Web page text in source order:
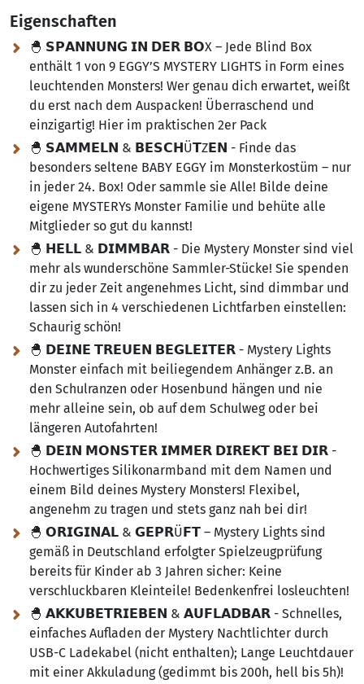
Eigenschaften
🐣 𝗦𝗣𝗔𝗡𝗡𝗨𝗡𝗚 𝗜𝗡 𝗗𝗘𝗥 𝗕𝗢X – Jede Blind Box
enthält 1 von 9 EGGY’S MYSTERY LIGHTS in Form eines
leuchtenden Monsters! Wer genau dich erwartet, weißt
du erst nach dem Auspacken! Überraschend und
einzigartig! Hier im praktischen 2er Pack
🐣 𝗦𝗔𝗠𝗠𝗘𝗟𝗡 & 𝗕𝗘𝗦𝗖𝗛Ü𝗧Z𝗘𝗡 - Finde das
besonders seltene BABY EGGY im Monsterkostüm – nur
in jeder 24. Box! Oder sammle sie Alle! Bilde deine
eigene MYSTERYs Monster Familie und behüte alle
Mitglieder so gut du kannst!
🐣 𝗛𝗘𝗟𝗟 & 𝗗𝗜𝗠𝗠𝗕𝗔𝗥 - Die Mystery Monster sind viel
mehr als wunderschöne Sammler-Stücke! Sie spenden
dir zu jeder Zeit angenehmes Licht, sind dimmbar und
lassen sich in 4 verschiedenen Lichtfarben einstellen:
Schaurig schön!
🐣 𝗗𝗘𝗜𝗡𝗘 𝗧𝗥𝗘𝗨𝗘𝗡 𝗕𝗘𝗚𝗟𝗘𝗜𝗧𝗘𝗥 - Mystery Lights
Monster einfach mit beiliegendem Anhänger z.B. an
den Schulranzen oder Hosenbund hängen und nie
mehr alleine sein, ob auf dem Schulweg oder bei
längeren Autofahrten!
🐣 𝗗𝗘𝗜𝗡 𝗠𝗢𝗡𝗦𝗧𝗘𝗥 𝗜𝗠𝗠𝗘𝗥 𝗗𝗜𝗥𝗘𝗞𝗧 𝗕𝗘𝗜 𝗗𝗜𝗥 -
Hochwertiges Silikonarmband mit dem Namen und
einem Bild deines Mystery Monsters! Flexibel,
angenehm zu tragen und stets ganz nah bei dir!
🐣 𝗢𝗥𝗜𝗚𝗜𝗡𝗔𝗟 & 𝗚𝗘𝗣𝗥Ü𝗙𝗧 – Mystery Lights sind
gemäß in Deutschland erfolgter Spielzeugprüfung
bereits für Kinder ab 3 Jahren sicher: Keine
verschluckbaren Kleinteile! Bedenkenfrei losleuchten!
🐣 𝗔𝗞𝗞𝗨𝗕𝗘𝗧𝗥𝗜𝗘𝗕𝗘𝗡 & 𝗔𝗨𝗙𝗟𝗔𝗗𝗕𝗔𝗥 - Schnelles,
einfaches Aufladen der Mystery Nachtlichter durch
USB-C Ladekabel (nicht enthalten); Lange Leuchtdauer
mit einer Akkuladung (gedimmt bis 200h, hell bis 5h)!